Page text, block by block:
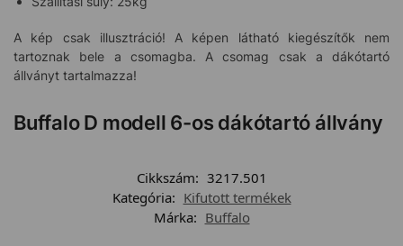
A kép csak illusztráció! A képen látható kiegészítők nem
tartoznak bele a csomagba. A csomag csak a dákótartó
állványt tartalmazza!
Buffalo D modell 6-os dákótartó állvány
Cikkszám: 3217.501
Kategória: Kifutott termékek
Márka: Buffalo